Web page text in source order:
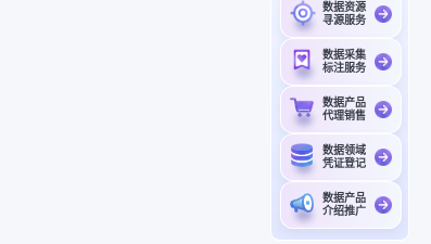
数据资源
寻源服务
数据采集
标注服务
数据产品
代理销售
数据领域
凭证登记
数据产品
介绍推广